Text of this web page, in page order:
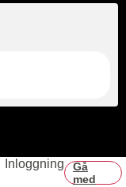
Inloggning
Gå
med